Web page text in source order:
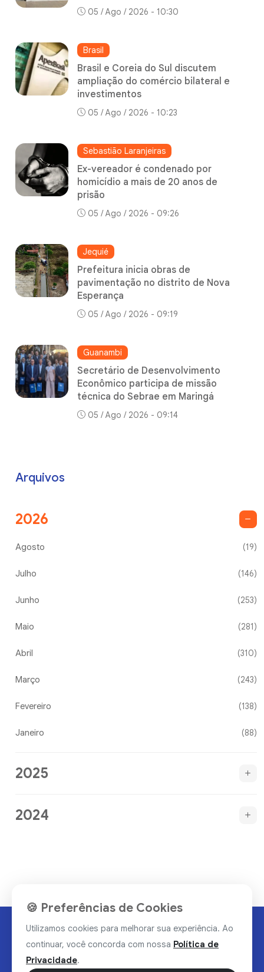
05 / Ago / 2026 - 10:30
Brasil
Brasil e Coreia do Sul discutem
ampliação do comércio bilateral e
investimentos
05 / Ago / 2026 - 10:23
Sebastião Laranjeiras
Ex-vereador é condenado por
homicídio a mais de 20 anos de
prisão
05 / Ago / 2026 - 09:26
Jequié
Prefeitura inicia obras de
pavimentação no distrito de Nova
Esperança
05 / Ago / 2026 - 09:19
Guanambi
Secretário de Desenvolvimento
Econômico participa de missão
técnica do Sebrae em Maringá
05 / Ago / 2026 - 09:14
Arquivos
2026
Agosto (19)
Julho (146)
Junho (253)
Maio (281)
Abril (310)
Março (243)
Fevereiro (138)
Janeiro (88)
2025
2024
🍪 Preferências de Cookies
Utilizamos cookies para melhorar sua experiência. Ao
continuar, você concorda com nossa Política de
Privacidade.